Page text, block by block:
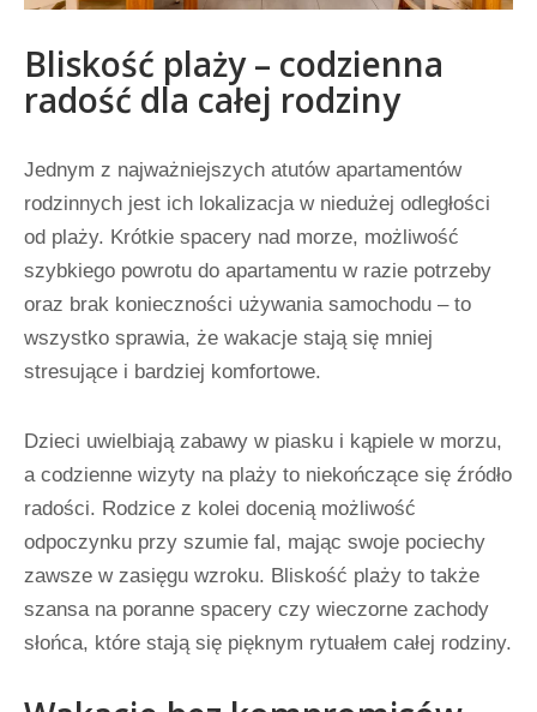
Bliskość plaży – codzienna
radość dla całej rodziny
Jednym z najważniejszych atutów apartamentów
rodzinnych jest ich lokalizacja w niedużej odległości
od plaży. Krótkie spacery nad morze, możliwość
szybkiego powrotu do apartamentu w razie potrzeby
oraz brak konieczności używania samochodu – to
wszystko sprawia, że wakacje stają się mniej
stresujące i bardziej komfortowe.
Dzieci uwielbiają zabawy w piasku i kąpiele w morzu,
a codzienne wizyty na plaży to niekończące się źródło
radości. Rodzice z kolei docenią możliwość
odpoczynku przy szumie fal, mając swoje pociechy
zawsze w zasięgu wzroku. Bliskość plaży to także
szansa na poranne spacery czy wieczorne zachody
słońca, które stają się pięknym rytuałem całej rodziny.